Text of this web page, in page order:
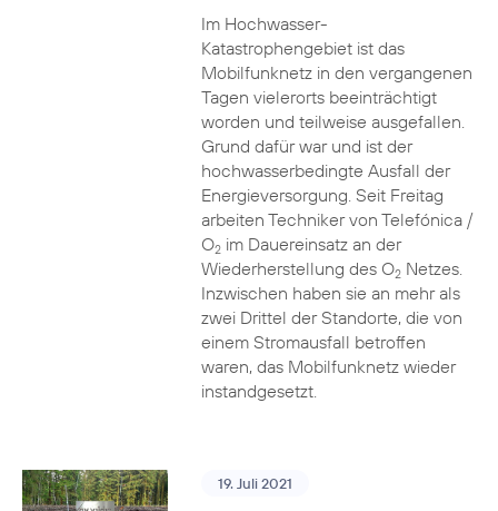
Im Hochwasser-
Katastrophengebiet ist das
Mobilfunknetz in den vergangenen
Tagen vielerorts beeinträchtigt
worden und teilweise ausgefallen.
Grund dafür war und ist der
hochwasserbedingte Ausfall der
Energieversorgung. Seit Freitag
arbeiten Techniker von Telefónica /
O2im Dauereinsatz an der
Wiederherstellung des O2Netzes.
Inzwischen haben sie an mehr als
zwei Drittel der Standorte, die von
einem Stromausfall betroffen
waren, das Mobilfunknetz wieder
instandgesetzt.
19. Juli 2021